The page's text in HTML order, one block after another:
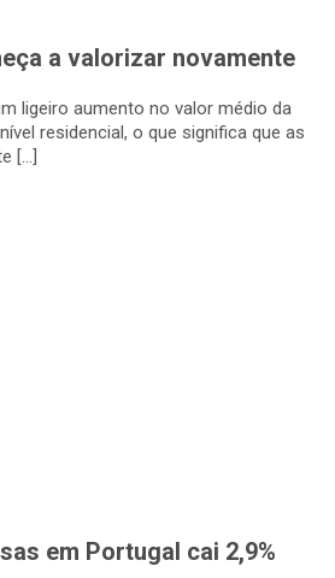
a valorizar novamente
ligeiro aumento no valor médio da
residencial, o que significa que as
[…]
em Portugal cai 2,9%